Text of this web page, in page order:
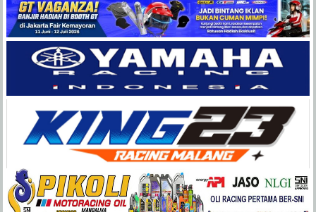
Balap
Paling
Lengkap